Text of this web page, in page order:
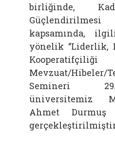
birliğinde,
kapsamında,
yönelik
Mevzuat/Hibeler/
Semineri
üniversitemiz
Ahmet Durmuş